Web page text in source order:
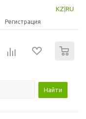
KZ RU
Регистрация
Найти